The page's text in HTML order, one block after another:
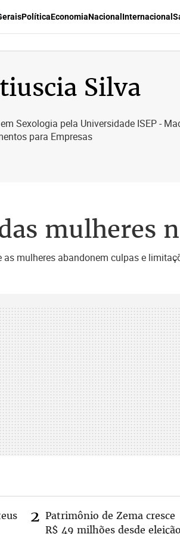
PolíticaEconomiaNacional Internacional
Silva
Sexologia pela Universidade ISEP -
para Empresas
mulheres
as mulheres abandonem culpas e
Patrimônio de Zema cresce
R$ 49 milhões desde eleição